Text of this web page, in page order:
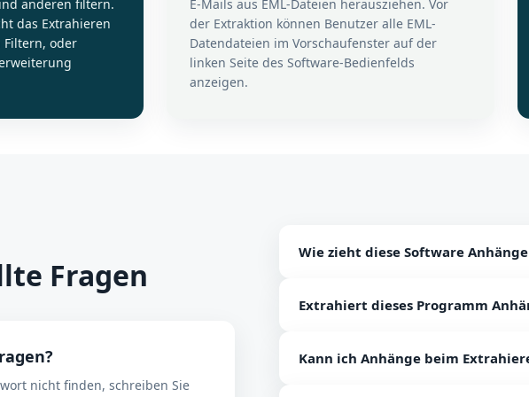
anderen filtern.
das Extrahieren
oder
E-Mails aus EML-Dateien herausziehen. Vor
der Extraktion können Benutzer alle EML-
Datendateien im Vorschaufenster auf der
linken Seite des Software-Bedienfelds
anzeigen.
Fragen
nicht finden, schreiben Sie
Wie zieht diese Software
Anhängen aus EML-Dateien:
herausgezogenen Anhänge zu
Extrahiert dieses Programm
EML-Dateien.
Kann ich Anhänge beim